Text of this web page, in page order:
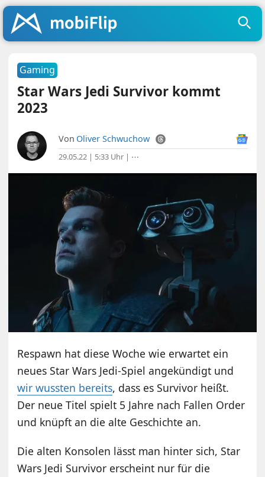
Gaming
Star Wars Jedi Survivor kommt
2023
Von Oliver Schwuchow
29.05.22 | 5:33 Uhr | ⋯
Respawn hat diese Woche wie erwartet ein
neues Star Wars Jedi-Spiel angekündigt und
wir wussten bereits, dass es Survivor heißt.
Der neue Titel spielt 5 Jahre nach Fallen Order
und knüpft an die alte Geschichte an.
Die alten Konsolen lässt man hinter sich, Star
Wars Jedi Survivor erscheint nur für die